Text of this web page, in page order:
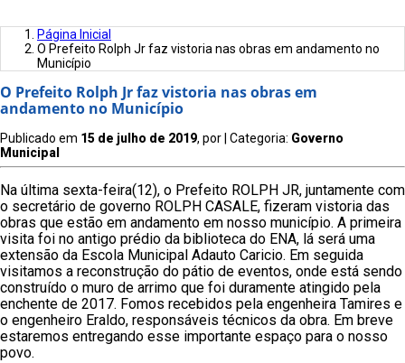
Página Inicial
O Prefeito Rolph Jr faz vistoria nas obras em andamento no
Município
O Prefeito Rolph Jr faz vistoria nas obras em
andamento no Município
Publicado em 15 de julho de 2019, por | Categoria: Governo
Municipal
Na última sexta-feira(12), o Prefeito ROLPH JR, juntamente com
o secretário de governo ROLPH CASALE, fizeram vistoria das
obras que estão em andamento em nosso município. A primeira
visita foi no antigo prédio da biblioteca do ENA, lá será uma
extensão da Escola Municipal Adauto Caricio. Em seguida
visitamos a reconstrução do pátio de eventos, onde está sendo
construído o muro de arrimo que foi duramente atingido pela
enchente de 2017. Fomos recebidos pela engenheira Tamires e
o engenheiro Eraldo, responsáveis técnicos da obra. Em breve
estaremos entregando esse importante espaço para o nosso
povo.